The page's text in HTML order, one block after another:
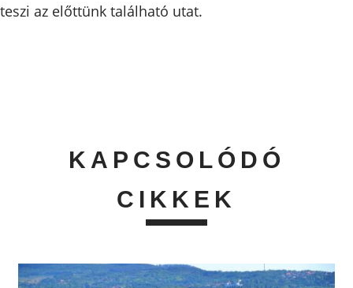
teszi az előttünk található utat.
KAPCSOLÓDÓ
CIKKEK